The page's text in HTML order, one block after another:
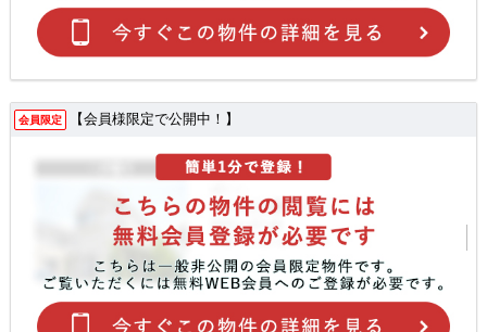
会員限定 【会員様限定で公開中！】